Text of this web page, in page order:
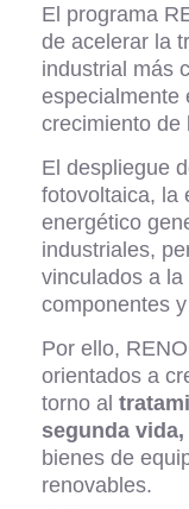
El programa
de acelerar la
industrial más
especialmente
crecimiento de
El despliegue
fotovoltaica, la
energético
industriales,
vinculados a
componentes
Por ello,
orientados a
torno al
segunda
bienes de
renovables.